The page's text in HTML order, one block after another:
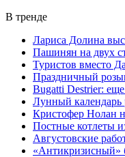
В тренде
Лариса Долина
Пашинян на двух
Туристов вместо
Праздничный
Bugatti Destrier:
Лунный календарь
Кристофер Нолан
Постные котлеты
Августовские
«Антикризисный»